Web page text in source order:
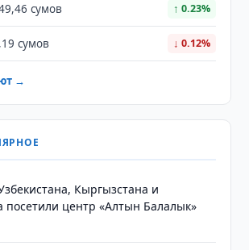
сумов ↑ 0.23%
сумов ↓ 0.12%
→
Кыргызстана и
посетили центр «Алтын Балалык»